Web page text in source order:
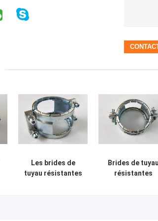
Les brides de
tuyau résistantes
Brides de tuyau
résistantes